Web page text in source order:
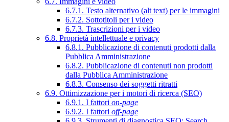
6.7.1. Testo alternativo (alt text) per le immagini
6.7.2. Sottotitoli per i video
6.7.3. Trascrizioni per i video
6.8. Proprietà intellettuale e privacy
6.8.1. Pubblicazione di contenuti prodotti dalla
Pubblica Amministrazione
6.8.2. Pubblicazione di contenuti non prodotti
dalla Pubblica Amministrazione
6.8.3. Consenso dei soggetti ritratti
6.9. Ottimizzazione per i motori di ricerca (SEO)
6.9.1. I fattori on-page
6.9.2. I fattori off-page